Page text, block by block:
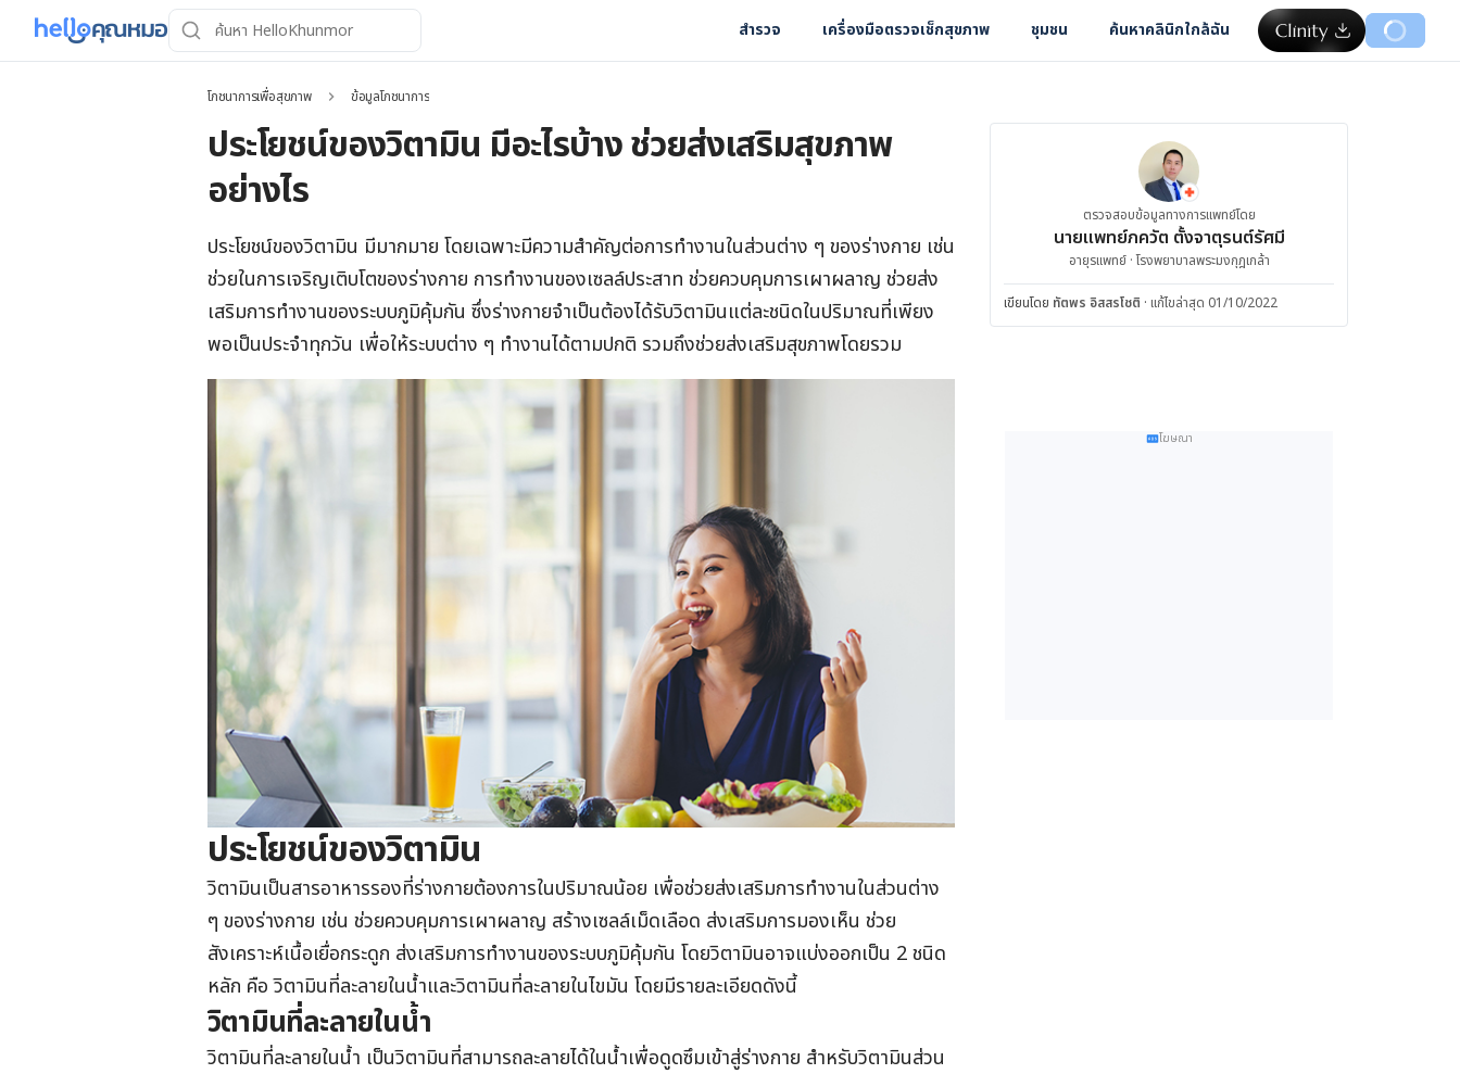
สำรวจ เครื่องมือตรวจเช็กสุขภาพ ชุมชน ค้นหาคลินิกใกล้ฉัน
โภชนาการเพื่อสุขภาพ ข้อมูลโภชนาการ
ประโยชน์ของวิตามิน มีอะไรบ้าง ช่วยส่งเสริมสุขภาพ
อย่างไร
ประโยชน์ของวิตามิน มีมากมาย โดยเฉพาะมีความสำคัญต่อการทำงานในส่วนต่าง ๆ ของร่างกาย เช่น
ช่วยในการเจริญเติบโตของร่างกาย การทำงานของเซลล์ประสาท ช่วยควบคุมการเผาผลาญ ช่วยส่ง
เสริมการทำงานของระบบภูมิคุ้มกัน ซึ่งร่างกายจำเป็นต้องได้รับวิตามินแต่ละชนิดในปริมาณที่เพียง
พอเป็นประจำทุกวัน เพื่อให้ระบบต่าง ๆ ทำงานได้ตามปกติ รวมถึงช่วยส่งเสริมสุขภาพโดยรวม
ประโยชน์ของวิตามิน
วิตามินเป็นสารอาหารรองที่ร่างกายต้องการในปริมาณน้อย เพื่อช่วยส่งเสริมการทำงานในส่วนต่าง
ๆ ของร่างกาย เช่น ช่วยควบคุมการเผาผลาญ สร้างเซลล์เม็ดเลือด ส่งเสริมการมองเห็น ช่วย
สังเคราะห์เนื้อเยื่อกระดูก ส่งเสริมการทำงานของระบบภูมิคุ้มกัน โดยวิตามินอาจแบ่งออกเป็น 2 ชนิด
หลัก คือ วิตามินที่ละลายในน้ำและวิตามินที่ละลายในไขมัน โดยมีรายละเอียดดังนี้
วิตามินที่ละลายในน้ำ
วิตามินที่ละลายในน้ำ เป็นวิตามินที่สามารถละลายได้ในน้ำเพื่อดูดซึมเข้าสู่ร่างกาย สำหรับวิตามินส่วน
ตรวจสอบข้อมูลทางการแพทย์โดย
นายแพทย์ภควัต ตั้งจาตุรนต์รัศมี
อายุรแพทย์ · โรงพยาบาลพระมงกุฎเกล้า
เขียนโดย ทัตพร อิสสรโชติ · แก้ไขล่าสุด 01/10/2022
โฆษณา